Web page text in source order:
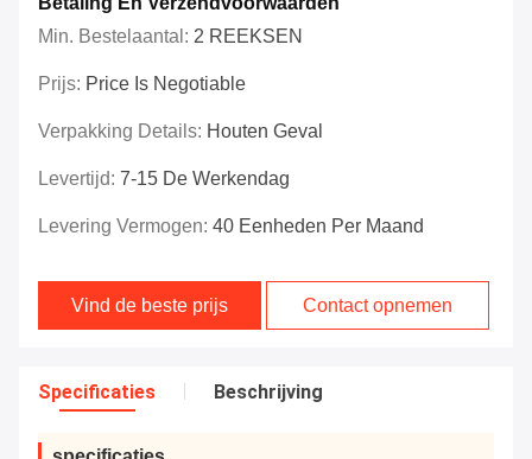
Min. Bestelaantal: 2 REEKSEN
Prijs: Price Is Negotiable
Verpakking Details: Houten Geval
Levertijd: 7-15 De Werkendag
Levering Vermogen: 40 Eenheden Per Maand
Vind de beste prijs Contact opnemen
Specificaties Beschrijving